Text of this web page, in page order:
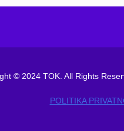
© 2024 TOK. All Rights
POLITIKA